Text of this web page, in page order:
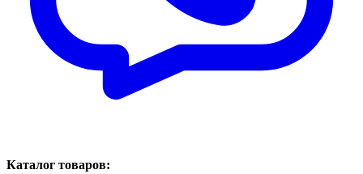
Каталог товаров: